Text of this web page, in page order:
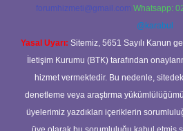
forumhizmeti@gmail.com Whatsapp:
@karabul
Yasal Uyarı: Sitemiz, 5651 Sayılı Kanun
İletişim Kurumu (BTK) tarafından
hizmet vermektedir. Bu nedenle,
denetleme veya araştırma
üyelerimiz yazdıkları içeriklerin